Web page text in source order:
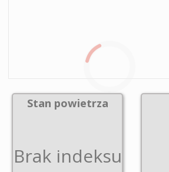
Stan powietrza
Brak indeksu